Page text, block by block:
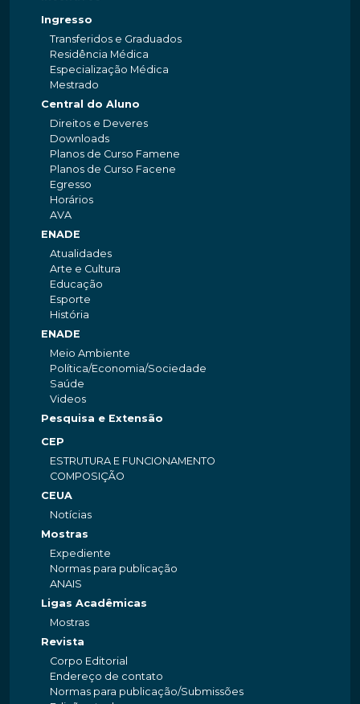
Ingresso
Transferidos e Graduados
Residência Médica
Especialização Médica
Mestrado
Central do Aluno
Direitos e Deveres
Downloads
Planos de Curso Famene
Planos de Curso Facene
Egresso
Horários
AVA
ENADE
Atualidades
Arte e Cultura
Educação
Esporte
História
ENADE
Meio Ambiente
Política/Economia/Sociedade
Saúde
Videos
Pesquisa e Extensão
CEP
ESTRUTURA E FUNCIONAMENTO
COMPOSIÇÃO
CEUA
Notícias
Mostras
Expediente
Normas para publicação
ANAIS
Ligas Acadêmicas
Mostras
Revista
Corpo Editorial
Endereço de contato
Normas para publicação/Submissões